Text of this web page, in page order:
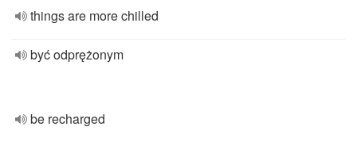
things are more chilled
być odprężonym
be recharged